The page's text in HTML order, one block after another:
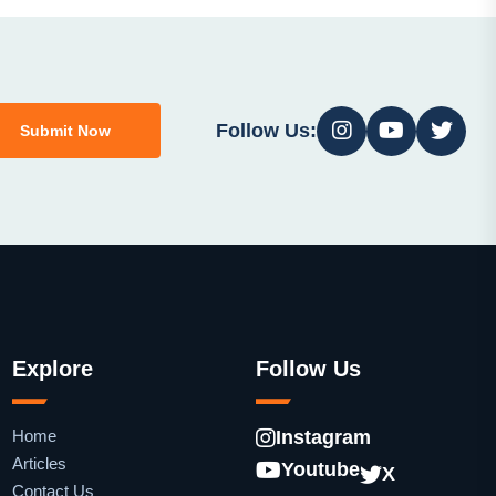
Submit Now Follow Us:
Explore
Home
Articles
Contact Us
Follow Us
Instagram
Youtube
X